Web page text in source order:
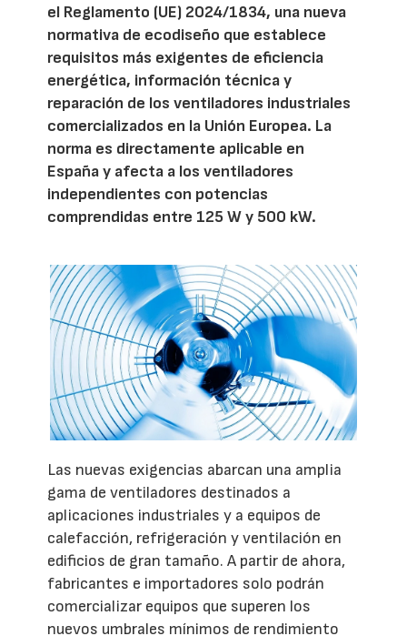
el Reglamento (UE) 2024/1834, una nueva
normativa de ecodiseño que establece
requisitos más exigentes de eficiencia
energética, información técnica y
reparación de los ventiladores industriales
comercializados en la Unión Europea. La
norma es directamente aplicable en
España y afecta a los ventiladores
independientes con potencias
comprendidas entre 125 W y 500 kW.
Las nuevas exigencias abarcan una amplia
gama de ventiladores destinados a
aplicaciones industriales y a equipos de
calefacción, refrigeración y ventilación en
edificios de gran tamaño. A partir de ahora,
fabricantes e importadores solo podrán
comercializar equipos que superen los
nuevos umbrales mínimos de rendimiento